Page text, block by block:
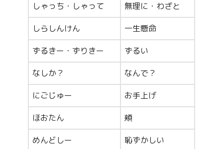
しゃっち・しゃって 無理に・わざと
しらしんけん 一生懸命
ずるきー・ずりきー ずるい
なしか？ なんで？
にごじゅー お手上げ
ほおたん 頬
めんどしー 恥ずかしい